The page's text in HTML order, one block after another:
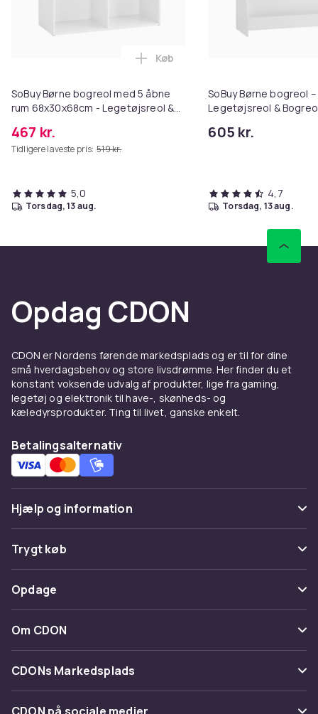
SoBuy Børne bogreol med 5 åbne
rum 68x30x68cm - Legetøjsreol &
467 kr.
Tidligere laveste pris: 519 kr.
Læg SoBuy Børne bogreol med
Køb
5,0
torsdag, 13 aug.
SoBuy Børne bogreol
Legetøjsreol &
605 kr.
4,7
torsdag, 13 aug.
Opdag CDON
CDON er Nordens førende markedsplads og er til for dine
små hverdagsbehov og store livsdrømme. Her finder du et
konstant voksende udvalg af produkter, lige fra gaming,
legetøj og elektronik til have-, skønheds- og
kæledyrsprodukter. Ting til livet, ganske enkelt.
Betalingsalternativ
Hjælp og information
Ofte stillede spørgsmål
Spor pakke
Fortryd & returner her
Kontakt os
Trygt køb
Betaling
Levering
Tilbagekaldelser
Opdage
Kategorier
Maerke
Om CDON
Om os
Kundeanmeldelser
CDONs Markedsplads
Merchant Help Center